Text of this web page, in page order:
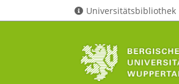
Universitätsbibliothek